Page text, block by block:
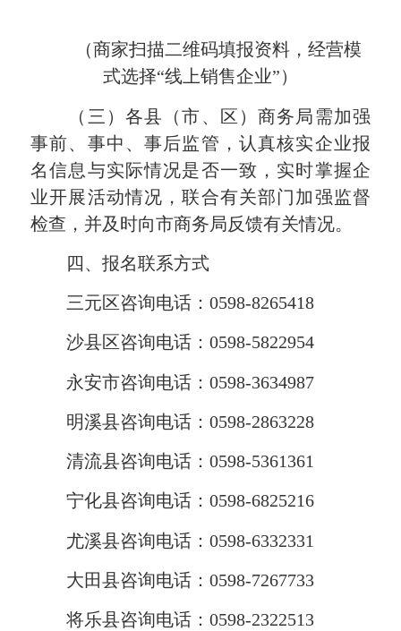
（商家扫描二维码填报资料，经营模
式选择“线上销售企业”）
（三）各县（市、区）商务局需加强
事前、事中、事后监管，认真核实企业报
名信息与实际情况是否一致，实时掌握企
业开展活动情况，联合有关部门加强监督
检查，并及时向市商务局反馈有关情况。
四、报名联系方式
三元区咨询电话：0598-8265418
沙县区咨询电话：0598-5822954
永安市咨询电话：0598-3634987
明溪县咨询电话：0598-2863228
清流县咨询电话：0598-5361361
宁化县咨询电话：0598-6825216
尤溪县咨询电话：0598-6332331
大田县咨询电话：0598-7267733
将乐县咨询电话：0598-2322513